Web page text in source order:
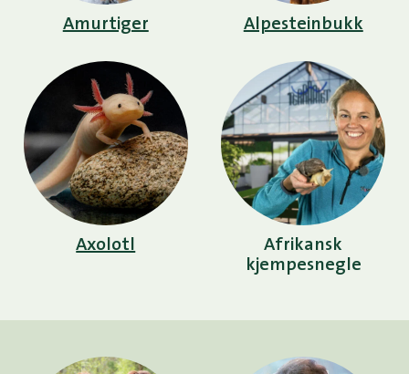
Amurtiger Alpesteinbukk
Axolotl
Afrikansk
kjempesnegle